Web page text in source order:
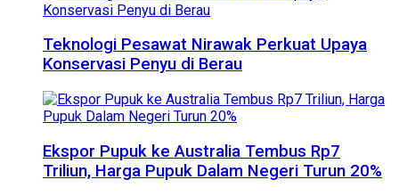
Teknologi Pesawat Nirawak Perkuat Upaya
Konservasi Penyu di Berau
Ekspor Pupuk ke Australia Tembus Rp7
Triliun, Harga Pupuk Dalam Negeri Turun 20%